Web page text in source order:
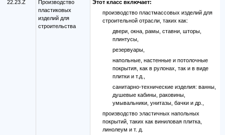
22.23.Z
Производство
пластиковых
изделий для
строительства
Этот класс включает:
производство пластмассовых изделий для
строительной отрасли, таких как:
двери, окна, рамы, ставни, шторы,
плинтусы,
резервуары,
напольные, настенные и потолочные
покрытия, как в рулонах, так и в виде
плитки и т.д.,
санитарно-технические изделия: ванны,
душевые кабины, раковины,
умывальники, унитазы, бачки и др.,
производство эластичных напольных
покрытий, таких как виниловая плитка,
линолеум и т. д.